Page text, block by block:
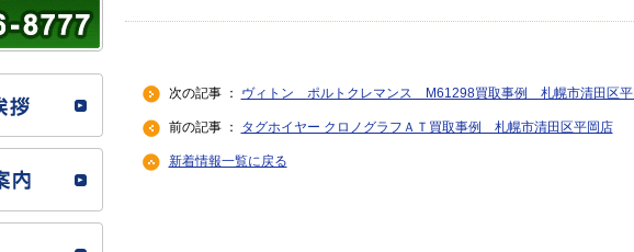
次の記事 ： ヴィトン ポルトクレマンス M61298買取事例 札幌市清田区平
前の記事 ： タグホイヤー クロノグラフＡＴ買取事例 札幌市清田区平岡店
新着情報一覧に戻る